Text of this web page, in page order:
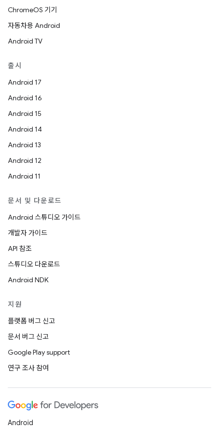
ChromeOS 기기
자동차용 Android
Android TV
출시
Android 17
Android 16
Android 15
Android 14
Android 13
Android 12
Android 11
문서 및 다운로드
Android 스튜디오 가이드
개발자 가이드
API 참조
스튜디오 다운로드
Android NDK
지원
플랫폼 버그 신고
문서 버그 신고
Google Play support
연구 조사 참여
Android